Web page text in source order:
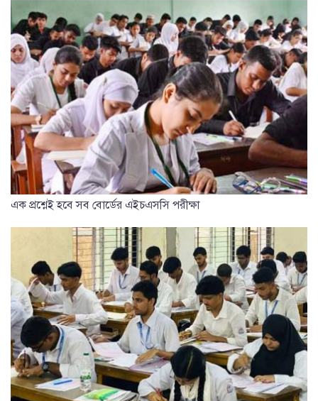
এক প্রশ্নেই হবে সব বোর্ডের এইচএসসি পরীক্ষা